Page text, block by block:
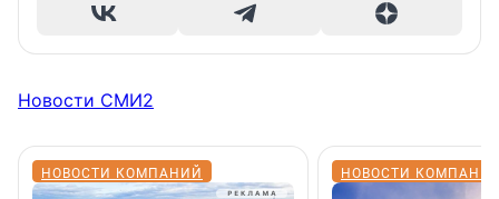
Новости СМИ2
НОВОСТИ КОМПАНИЙ НОВОСТИ